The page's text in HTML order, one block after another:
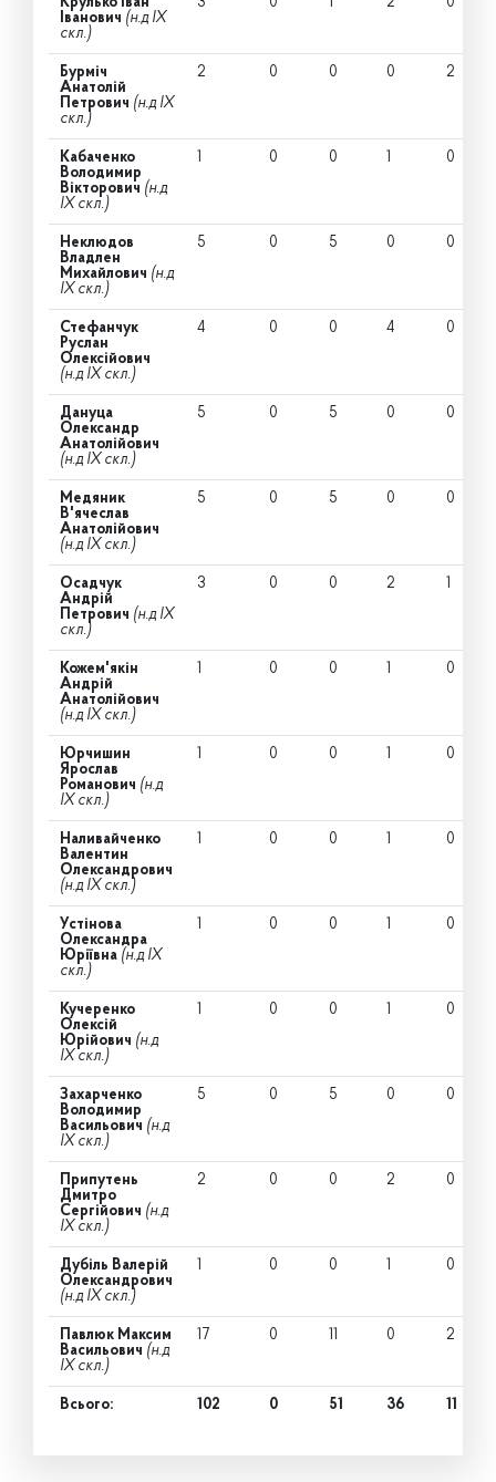
Іванович (н.д IX
скл.)
Бурміч
Анатолій
Петрович (н.д IX
скл.)
2 0 0 0 2
Кабаченко
Володимир
Вікторович (н.д
IX скл.)
1 0 0 1 0
Неклюдов
Владлен
Михайлович (н.д
IX скл.)
5 0 5 0 0
Стефанчук
Руслан
Олексійович
(н.д IX скл.)
4 0 0 4 0
Дануца
Олександр
Анатолійович
(н.д IX скл.)
5 0 5 0 0
Медяник
В'ячеслав
Анатолійович
(н.д IX скл.)
5 0 5 0 0
Осадчук
Андрій
Петрович (н.д IX
скл.)
3 0 0 2 1
Кожем'якін
Андрій
Анатолійович
(н.д IX скл.)
1 0 0 1 0
Юрчишин
Ярослав
Романович (н.д
IX скл.)
1 0 0 1 0
Наливайченко
Валентин
Олександрович
(н.д IX скл.)
1 0 0 1 0
Устінова
Олександра
Юріївна (н.д IX
скл.)
1 0 0 1 0
Кучеренко
Олексій
Юрійович (н.д
IX скл.)
1 0 0 1 0
Захарченко
Володимир
Васильович (н.д
IX скл.)
5 0 5 0 0
Припутень
Дмитро
Сергійович (н.д
IX скл.)
2 0 0 2 0
Дубіль Валерій
Олександрович
(н.д IX скл.)
1 0 0 1 0
Павлюк Максим
Васильович (н.д
IX скл.)
17 0 11 0 2
Всього: 102 0 51 36 11